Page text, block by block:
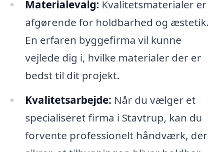
Materialevalg: Kvalitetsmaterialer er
afgørende for holdbarhed og æstetik.
En erfaren byggefirma vil kunne
vejlede dig i, hvilke materialer der er
bedst til dit projekt.
Kvalitetsarbejde: Når du vælger et
specialiseret firma i Stavtrup, kan du
forvente professionelt håndværk, der